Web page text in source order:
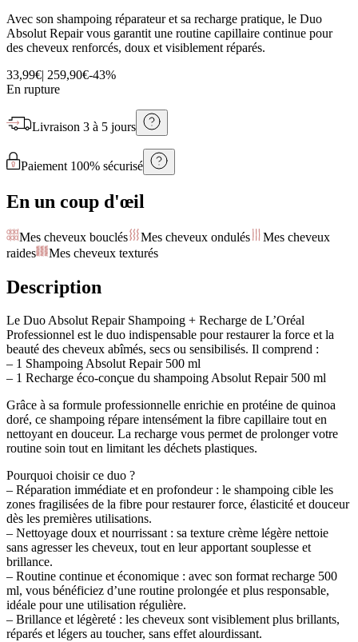
Avec son shampoing réparateur et sa recharge pratique, le Duo
Absolut Repair vous garantit une routine capillaire continue pour
des cheveux renforcés, doux et visiblement réparés.
33,99€| 259,90€-43%
En rupture
Livraison 3 à 5 jours
Paiement 100% sécurisé
En un coup d'œil
Mes cheveux bouclés Mes cheveux ondulés
Mes cheveux
raides
Mes cheveux texturés
Description
Le Duo Absolut Repair Shampoing + Recharge de L’Oréal
Professionnel est le duo indispensable pour restaurer la force et la
beauté des cheveux abîmés, secs ou sensibilisés. Il comprend :
– 1 Shampoing Absolut Repair 500 ml
– 1 Recharge éco-conçue du shampoing Absolut Repair 500 ml
Grâce à sa formule professionnelle enrichie en protéine de quinoa
doré, ce shampoing répare intensément la fibre capillaire tout en
nettoyant en douceur. La recharge vous permet de prolonger votre
routine soin tout en limitant les déchets plastiques.
Pourquoi choisir ce duo ?
– Réparation immédiate et en profondeur : le shampoing cible les
zones fragilisées de la fibre pour restaurer force, élasticité et douceur
dès les premières utilisations.
– Nettoyage doux et nourrissant : sa texture crème légère nettoie
sans agresser les cheveux, tout en leur apportant souplesse et
brillance.
– Routine continue et économique : avec son format recharge 500
ml, vous bénéficiez d’une routine prolongée et plus responsable,
idéale pour une utilisation régulière.
– Brillance et légèreté : les cheveux sont visiblement plus brillants,
réparés et légers au toucher, sans effet alourdissant.